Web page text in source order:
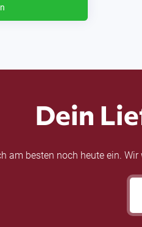
Dein
am besten noch heute ein.